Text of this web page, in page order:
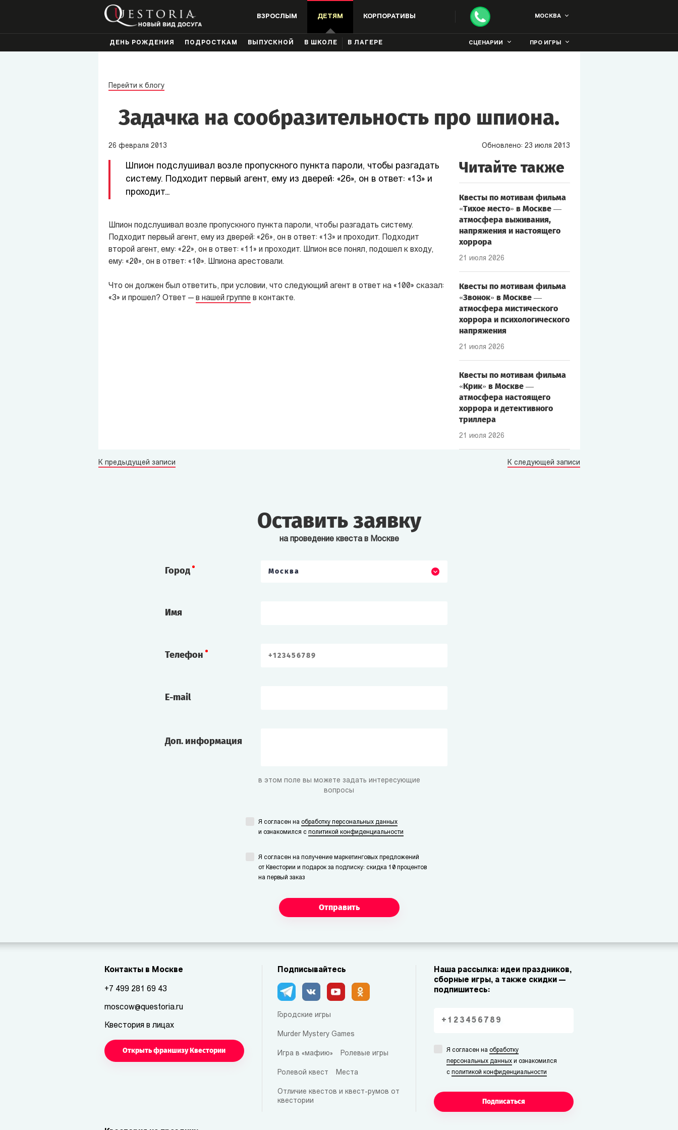
ВЗРОСЛЫМ ДЕТЯМ КОРПОРАТИВЫ МОСКВА
ДЕНЬ РОЖДЕНИЯ ПОДРОСТКАМ ВЫПУСКНОЙ В ШКОЛЕ В ЛАГЕРЕ СЦЕНАРИИ ПРО ИГРЫ
Перейти к блогу
Задачка на сообразительность про шпиона.
26 февраля 2013 Обновлено: 23 июля 2013
Шпион подслушивал возле пропускного пункта пароли, чтобы разгадать
систему. Подходит первый агент, ему из дверей: «26», он в ответ: «13» и
проходит…
Шпион подслушивал возле пропускного пункта пароли, чтобы разгадать систему.
Подходит первый агент, ему из дверей: «26», он в ответ: «13» и проходит. Подходит
второй агент, ему: «22», он в ответ: «11» и проходит. Шпион все понял, подошел к входу,
ему: «20», он в ответ: «10». Шпиона арестовали.
Что он должен был ответить, при условии, что следующий агент в ответ на «100» сказал:
«3» и прошел? Ответ — в нашей группе в контакте.
Читайте также
Квесты по мотивам фильма
«Тихое место» в Москве —
атмосфера выживания,
напряжения и настоящего
хоррора
21 июля 2026
Квесты по мотивам фильма
«Звонок» в Москве —
атмосфера мистического
хоррора и психологического
напряжения
21 июля 2026
Квесты по мотивам фильма
«Крик» в Москве —
атмосфера настоящего
хоррора и детективного
триллера
21 июля 2026
К предыдущей записи К следующей записи
Оставить заявку
на проведение квеста в Москве
Город Москва
Имя
Телефон
E-mail
Доп. информация
в этом поле вы можете задать интересующие
вопросы
Я согласен на обработку персональных данных
и ознакомился с политикой конфиденциальности
Я согласен на получение маркетинговых предложений
от Квестории и подарок за подписку: скидка 10 процентов
на первый заказ
Отправить
Контакты в Москве
+7 499 281 69 43
moscow@questoria.ru
Квестория в лицах
Открыть франшизу Квестории
Подписывайтесь
Городские игры
Murder Mystery Games
Игра в «мафию» Ролевые игры
Ролевой квест Места
Отличие квестов и квест-румов от
квестории
Наша рассылка: идеи праздников,
сборные игры, а также скидки —
подпишитесь:
Я согласен на обработку
персональных данных и ознакомился
сполитикой конфиденциальности
Подписаться